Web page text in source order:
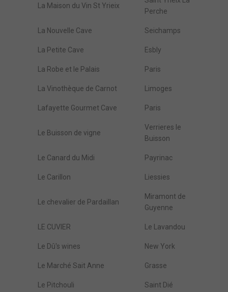
La Maison du Vin St Yrieix
Perche
La Nouvelle Cave Seichamps
La Petite Cave Esbly
La Robe et le Palais Paris
La Vinothèque de Carnot Limoges
Lafayette Gourmet Cave Paris
Le Buisson de vigne
Verrieres le
Buisson
Le Canard du Midi Payrinac
Le Carillon Liessies
Le chevalier de Pardaillan
Miramont de
Guyenne
LE CUVIER Le Lavandou
Le Dû's wines New York
Le Marché Sait Anne Grasse
Le Pitchouli Saint Dié